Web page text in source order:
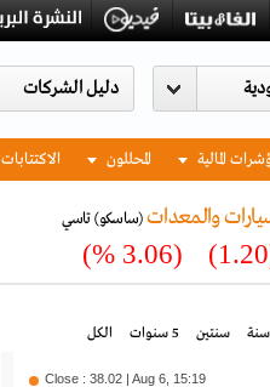
المالية المحللون الاكتتابات
والمعدات(ساسكو)تاسي
(3.06 %)
سنة سنتين 5 سنوات الكل
Close : 38.02 | Aug 6, 15:19